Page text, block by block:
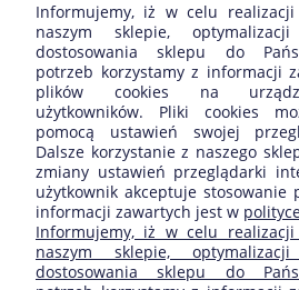
Opinie o produkcie (0)
Wyświetlane są wszystkie opinie
weryfikujemy, czy pochodzą one od
produkt.
ZAKUPY
Informujemy, iż w celu
naszym sklepie,
dostosowania sklepu do
potrzeb korzystamy z informacji
plików cookies na
użytkowników. Pliki cookies
pomocą ustawień swojej
Dalsze korzystanie z naszego
zmiany ustawień przeglądarki
użytkownik akceptuje stosowanie
informacji zawartych jest w
Informujemy, iż w celu
naszym sklepie,
dostosowania sklepu do